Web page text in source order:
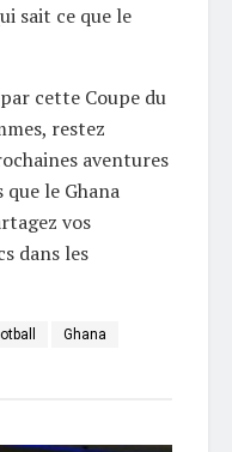
sait ce que le
cette Coupe du
restez
aventures
que le Ghana
vos
dans les
Ghana